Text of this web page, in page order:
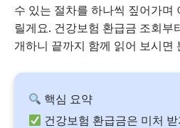
수 있는 절차를 하나씩 짚어가며
릴게요. 건강보험 환급금 조회부
개하니 끝까지 함께 읽어 보시면
핵심 요약
건강보험 환급금은 미처